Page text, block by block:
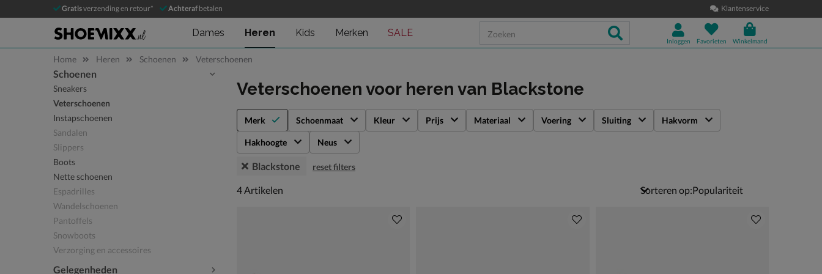
Gratisverzending en retour* Achteraf betalen Klantenservice
Dames Heren Kids Merken SALE
Inloggen Favorieten Winkelmand
Home Heren Schoenen Veterschoenen
Sla categorieën over
Schoenen
Sneakers
Veterschoenen
Instapschoenen
Sandalen
Slippers
Boots
Nette schoenen
Espadrilles
Wandelschoenen
Pantoffels
Snowboots
Verzorging en accessoires
Gelegenheden
Veterschoenen voor heren van Blackstone
Merk Schoenmaat Kleur Prijs Materiaal Voering Sluiting Hakvorm
Hakhoogte Neus
Blackstone reset filters
4 artikelen
4Artikelen Sorteren op: